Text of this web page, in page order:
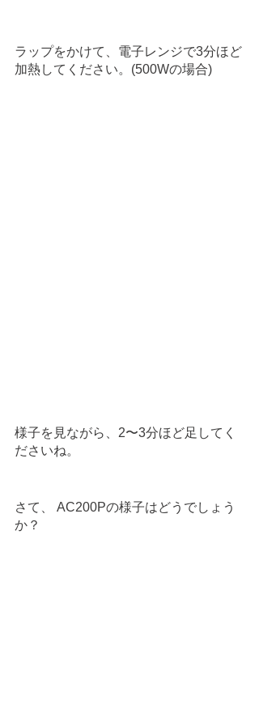
ラップをかけて、電子レンジで3分ほど
加熱してください。(500Wの場合)
様子を見ながら、2〜3分ほど足してく
ださいね。
さて、 AC200Pの様子はどうでしょう
か？